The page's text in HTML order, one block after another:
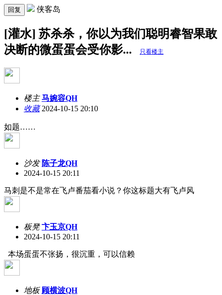
回复 侠客岛
[灌水] 苏杀杀，你以为我们聪明睿智果敢
决断的微蛋蛋会受你影...
只看楼主
楼主 马婉容QH
收藏2024-10-15 20:10
如题……
沙发 陈子龙QH
2024-10-15 20:11
马刺是不是常在飞卢番茄看小说？你这标题大有飞卢风
板凳 卞玉京QH
2024-10-15 20:11
本场蛋蛋不张扬，很沉重，可以信赖
地板 顾横波QH